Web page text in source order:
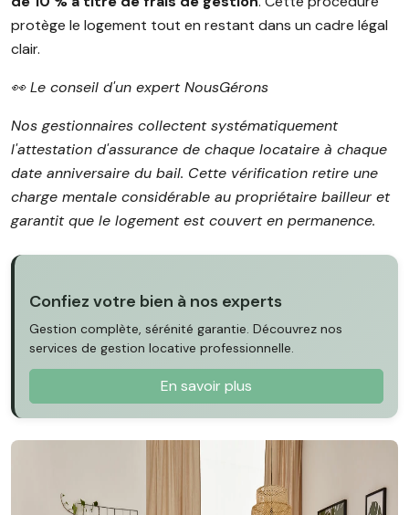
protège le logement tout en restant dans un cadre légal
clair.
👀 Le conseil d'un expert NousGérons
Nos gestionnaires collectent systématiquement
l'attestation d'assurance de chaque locataire à chaque
date anniversaire du bail. Cette vérification retire une
charge mentale considérable au propriétaire bailleur et
garantit que le logement est couvert en permanence.
Confiez votre bien à nos experts
Gestion complète, sérénité garantie. Découvrez nos
services de gestion locative professionnelle.
En savoir plus